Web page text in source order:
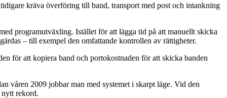
kräva överföring till band, transport med post och intankning
programutväxling. Istället för att lägga tid på att manuellt skicka
– till exempel den omfattande kontrollen av rättigheter.
för att kopiera band och portokostnaden för att skicka banden
våren 2009 jobbar man med systemet i skarpt läge. Vid den
rekord.